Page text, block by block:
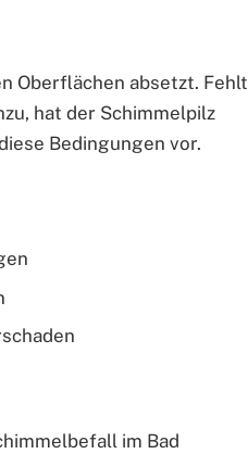
Oberflächen absetzt. Fehlt
hat der Schimmelpilz
Bedingungen vor.
im Bad